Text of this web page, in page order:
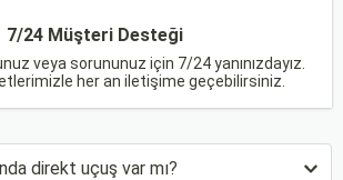
7/24 Müşteri Desteği
veya sorununuz için 7/24 yanınızdayız.
her an iletişime geçebilirsiniz.
direkt uçuş var mı?